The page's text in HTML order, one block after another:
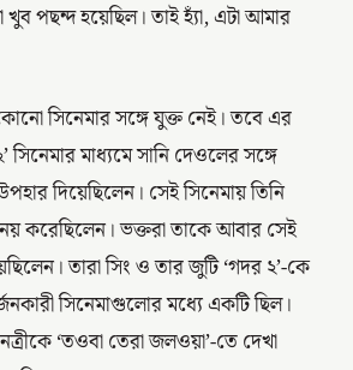
পছন্দ হয়েছিল। তাই হ্যাঁ, এটা আমার
সিনেমার সঙ্গে যুক্ত নেই। তবে এর
মাধ্যমে সানি দেওলের সঙ্গে
দিয়েছিলেন। সেই সিনেমায় তিনি
করেছিলেন। ভক্তরা তাকে আবার সেই
তারা সিং ও তার জুটি ‘গদর ২’-কে
সিনেমাগুলোর মধ্যে একটি ছিল।
‘তওবা তেরা জলওয়া’-তে দেখা